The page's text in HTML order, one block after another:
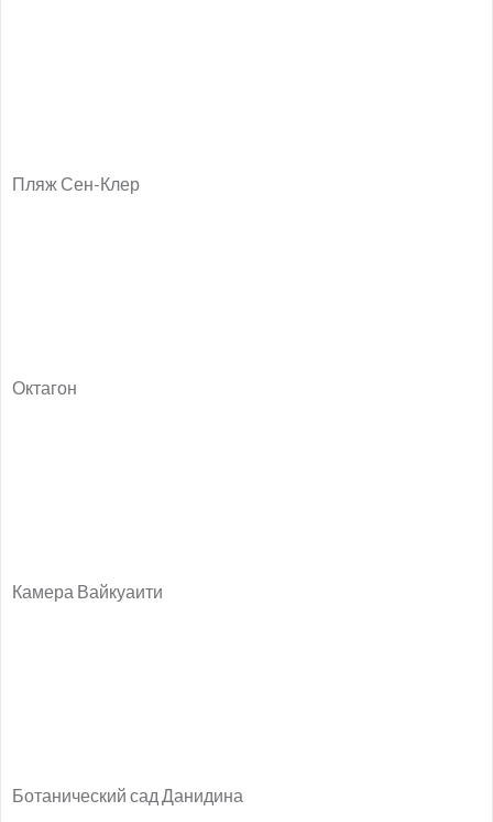
Пляж Сен-Клер
Октагон
Камера Вайкуаити
Ботанический сад Данидина